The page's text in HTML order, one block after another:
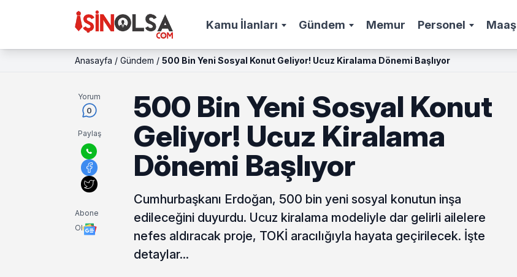
Kamu İlanları Gündem Memur Personel Maaş
Anasayfa / Gündem / 500 Bin Yeni Sosyal Konut Geliyor! Ucuz Kiralama Dönemi Başlıyor
Yorum
0
Paylaş
Abone
Ol
500 Bin Yeni Sosyal Konut
Geliyor! Ucuz Kiralama
Dönemi Başlıyor
Cumhurbaşkanı Erdoğan, 500 bin yeni sosyal konutun inşa
edileceğini duyurdu. Ucuz kiralama modeliyle dar gelirli ailelere
nefes aldıracak proje, TOKİ aracılığıyla hayata geçirilecek. İşte
detaylar...